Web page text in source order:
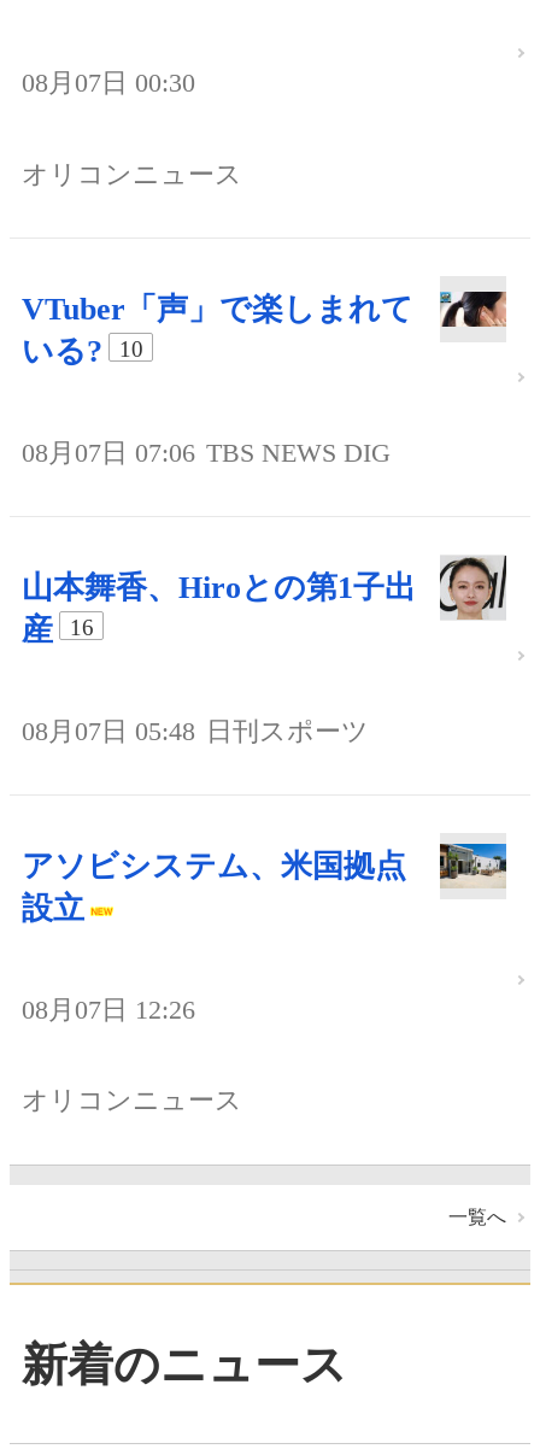
08月07日 00:30
オリコンニュース
VTuber「声」で楽しまれて
いる?
10
08月07日 07:06 TBS NEWS DIG
山本舞香、Hiroとの第1子出
産
16
08月07日 05:48 日刊スポーツ
アソビシステム、米国拠点
設立
08月07日 12:26
オリコンニュース
一覧へ
新着のニュース